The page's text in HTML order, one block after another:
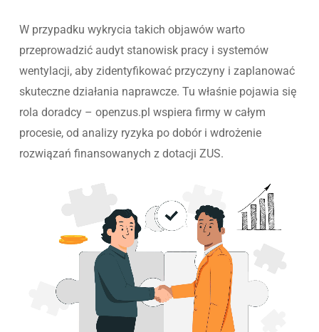
W przypadku wykrycia takich objawów warto
przeprowadzić audyt stanowisk pracy i systemów
wentylacji, aby zidentyfikować przyczyny i zaplanować
skuteczne działania naprawcze. Tu właśnie pojawia się
rola doradcy – openzus.pl wspiera firmy w całym
procesie, od analizy ryzyka po dobór i wdrożenie
rozwiązań finansowanych z dotacji ZUS.